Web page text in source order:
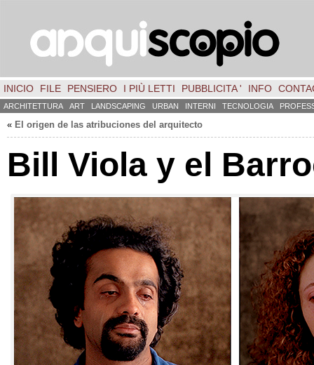
INICIO FILE PENSIERO I PIÙ LETTI PUBBLICITA ' INFO
ARCHITETTURA ART LANDSCAPING URBAN INTERNI TECNOLOGIA
« El origen de las atribuciones del arquitecto
Bill Viola y el